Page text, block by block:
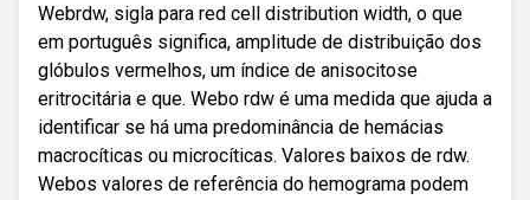
Webrdw, sigla para red cell distribution width, o que
em português significa, amplitude de distribuição dos
glóbulos vermelhos, um índice de anisocitose
eritrocitária e que. Webo rdw é uma medida que ajuda a
identificar se há uma predominância de hemácias
macrocíticas ou microcíticas. Valores baixos de rdw.
Webos valores de referência do hemograma podem